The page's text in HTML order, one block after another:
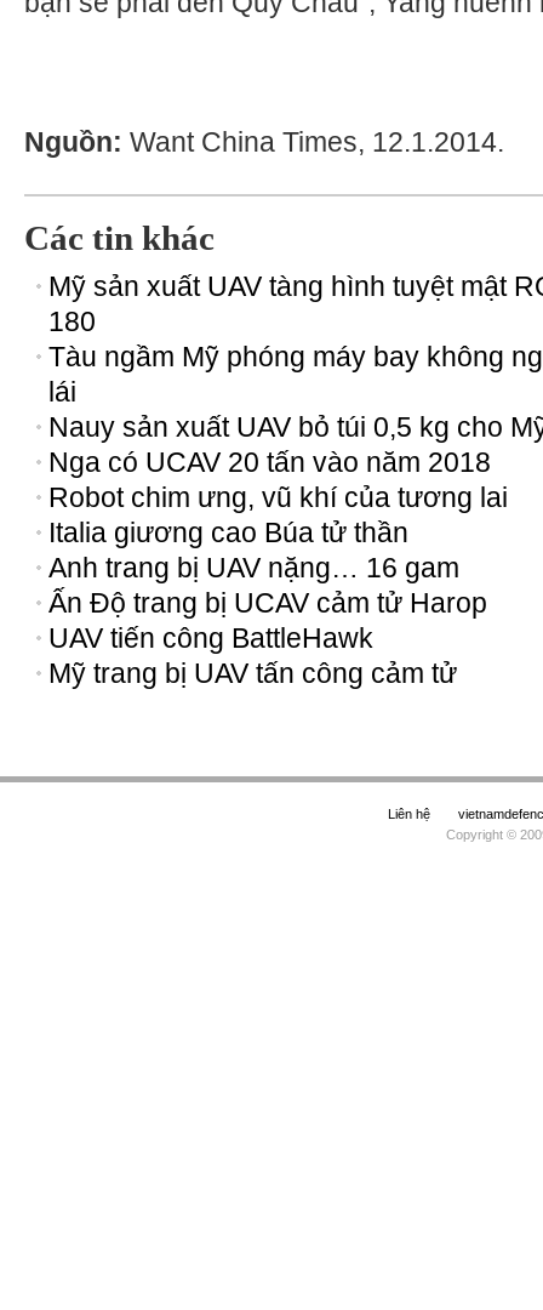
Nguồn: Want China Times, 12.1.2014.
Các tin khác
Mỹ sản xuất UAV tàng hình tuyệt mật
180
Tàu ngầm Mỹ phóng máy bay không
lái
Nauy sản xuất UAV bỏ túi 0,5 kg cho
Nga có UCAV 20 tấn vào năm 2018
Robot chim ưng, vũ khí của tương lai
Italia giương cao Búa tử thần
Anh trang bị UAV nặng… 16 gam
Ấn Độ trang bị UCAV cảm tử Harop
UAV tiến công BattleHawk
Mỹ trang bị UAV tấn công cảm tử
Liên hệ
Copyright ©